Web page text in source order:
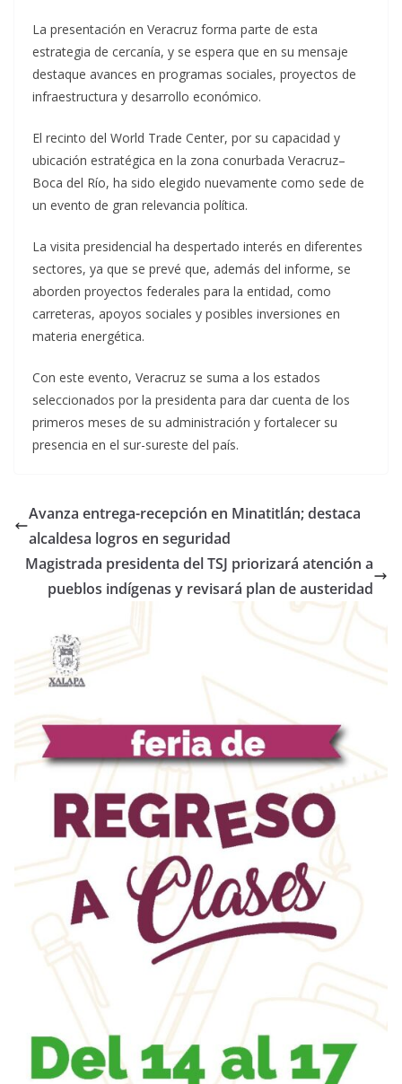
La presentación en Veracruz forma parte de esta
estrategia de cercanía, y se espera que en su mensaje
destaque avances en programas sociales, proyectos de
infraestructura y desarrollo económico.
El recinto del World Trade Center, por su capacidad y
ubicación estratégica en la zona conurbada Veracruz–
Boca del Río, ha sido elegido nuevamente como sede de
un evento de gran relevancia política.
La visita presidencial ha despertado interés en diferentes
sectores, ya que se prevé que, además del informe, se
aborden proyectos federales para la entidad, como
carreteras, apoyos sociales y posibles inversiones en
materia energética.
Con este evento, Veracruz se suma a los estados
seleccionados por la presidenta para dar cuenta de los
primeros meses de su administración y fortalecer su
presencia en el sur-sureste del país.
Avanza entrega-recepción en Minatitlán; destaca
alcaldesa logros en seguridad
Magistrada presidenta del TSJ priorizará atención a
pueblos indígenas y revisará plan de austeridad